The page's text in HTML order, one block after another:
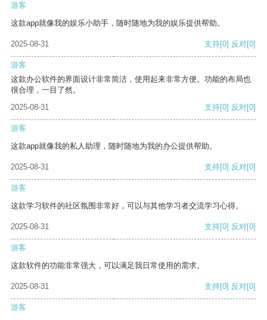
游客
这款app就像我的娱乐小助手，随时随地为我的娱乐提供帮助。
2025-08-31 支持[0] 反对[0]
游客
这款办公软件的界面设计非常简洁，使用起来非常方便。功能的布局也
很合理，一目了然。
2025-08-31
支持[0] 反对[0]
游客
这款app就像我的私人助理，随时随地为我的办公提供帮助。
2025-08-31 支持[0] 反对[0]
游客
这款学习软件的社区氛围非常好，可以与其他学习者交流学习心得。
2025-08-31 支持[0] 反对[0]
游客
这款软件的功能非常强大，可以满足我日常使用的需求。
2025-08-31 支持[0] 反对[0]
游客